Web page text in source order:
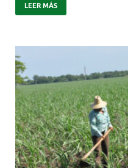
LEER MÁS